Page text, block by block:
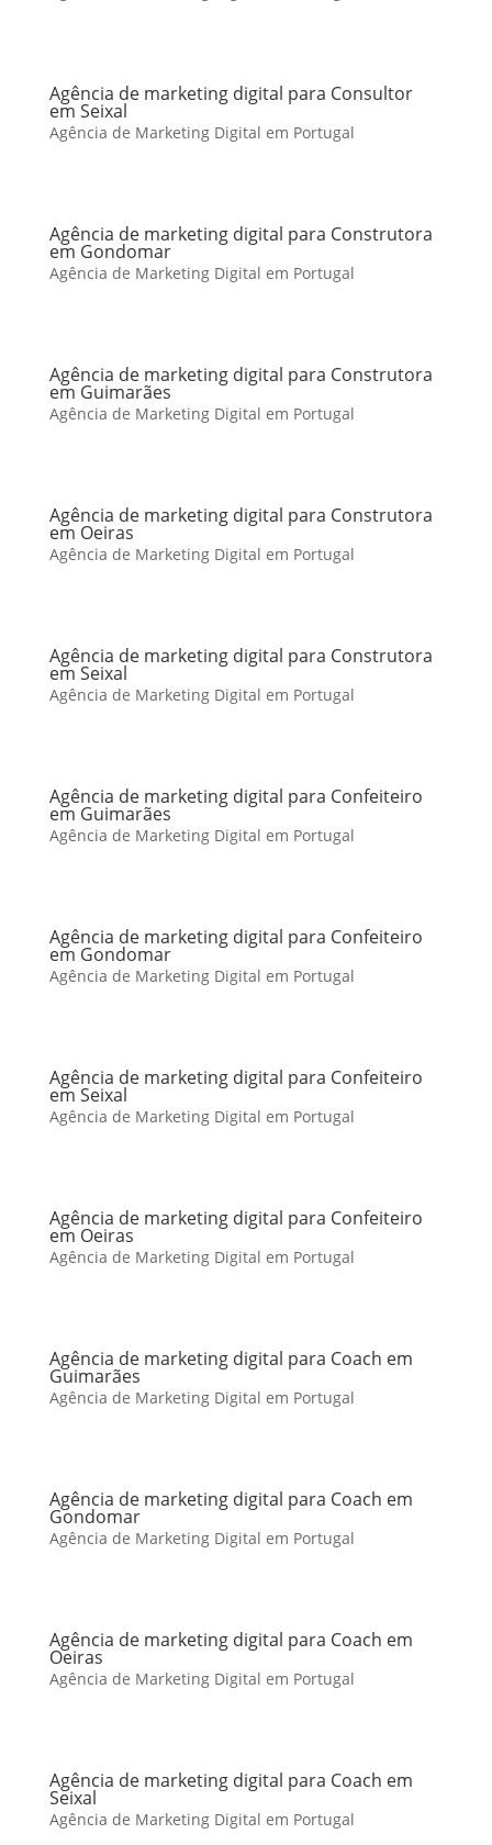
Agência de marketing digital para Consultor
em Seixal
Agência de Marketing Digital em Portugal
Agência de marketing digital para Construtora
em Gondomar
Agência de Marketing Digital em Portugal
Agência de marketing digital para Construtora
em Guimarães
Agência de Marketing Digital em Portugal
Agência de marketing digital para Construtora
em Oeiras
Agência de Marketing Digital em Portugal
Agência de marketing digital para Construtora
em Seixal
Agência de Marketing Digital em Portugal
Agência de marketing digital para Confeiteiro
em Guimarães
Agência de Marketing Digital em Portugal
Agência de marketing digital para Confeiteiro
em Gondomar
Agência de Marketing Digital em Portugal
Agência de marketing digital para Confeiteiro
em Seixal
Agência de Marketing Digital em Portugal
Agência de marketing digital para Confeiteiro
em Oeiras
Agência de Marketing Digital em Portugal
Agência de marketing digital para Coach em
Guimarães
Agência de Marketing Digital em Portugal
Agência de marketing digital para Coach em
Gondomar
Agência de Marketing Digital em Portugal
Agência de marketing digital para Coach em
Oeiras
Agência de Marketing Digital em Portugal
Agência de marketing digital para Coach em
Seixal
Agência de Marketing Digital em Portugal